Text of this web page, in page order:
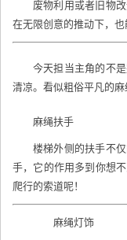
废物利用 或者 旧物
在无限创意的推动下，
今天担当主角的不
清凉。看似粗俗平凡的麻
麻绳扶手
楼梯外侧的扶手不
手，它的作用多到你想
爬行的索道呢！
麻绳灯饰